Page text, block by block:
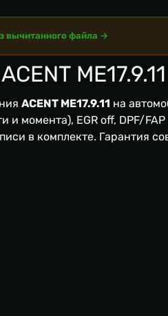
вычитанного файла →
ME17.9.11
ACENT ME17.9.11 на
и момента), EGR off, DPF/
в комплекте. Гарантия